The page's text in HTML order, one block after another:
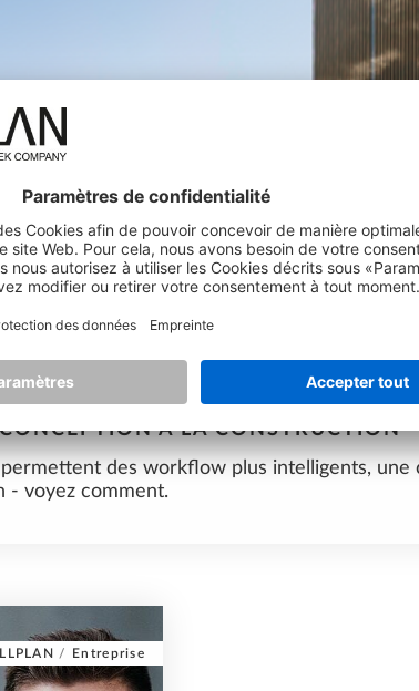
INTELLIGENTS, UNE CONCEPTION
À LA CONSTRUCTION
des workflow plus intelligents,
- voyez comment.
/ Entreprise